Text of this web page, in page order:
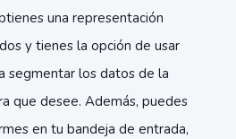
una representación
y tienes la opción de usar
segmentar los datos de la
que desee. Además, puedes
en tu bandeja de entrada,